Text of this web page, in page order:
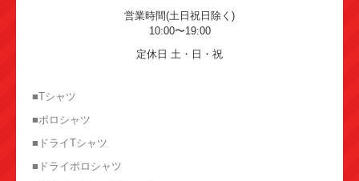
営業時間(土日祝日除く)
10:00〜19:00
定休日 土・日・祝
■Tシャツ
■ポロシャツ
■ドライTシャツ
■ドライポロシャツ